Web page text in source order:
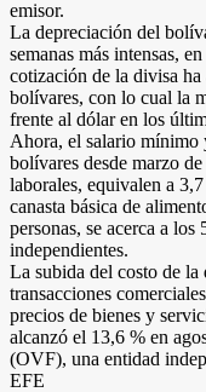
emisor.
La depreciación del
semanas más intensas,
cotización de la divisa
bolívares, con lo cual la
frente al dólar en los
Ahora, el salario mínimo
bolívares desde marzo
laborales, equivalen a
canasta básica de
personas, se acerca a los
independientes.
La subida del costo de la
transacciones
precios de bienes y
alcanzó el 13,6 % en
(OVF), una entidad
EFE